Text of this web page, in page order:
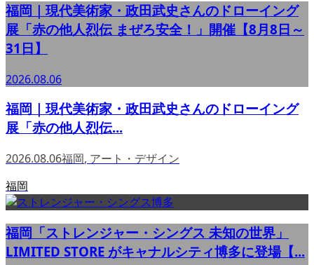
福岡｜現代美術家・政田武史さんのドローイング
展「赤の他人烈伝 まぜろ安全！」開催【8月8日～
31日】
2026.08.06
福岡｜現代美術家・政田武史さんのドローイング
展「赤の他人烈伝...
2026.08.06福岡, アート・デザイン
福岡
福岡「ストレンジャー・シングス 未知の世界」
LIMITED STORE がキャナルシティ博多に登場【...